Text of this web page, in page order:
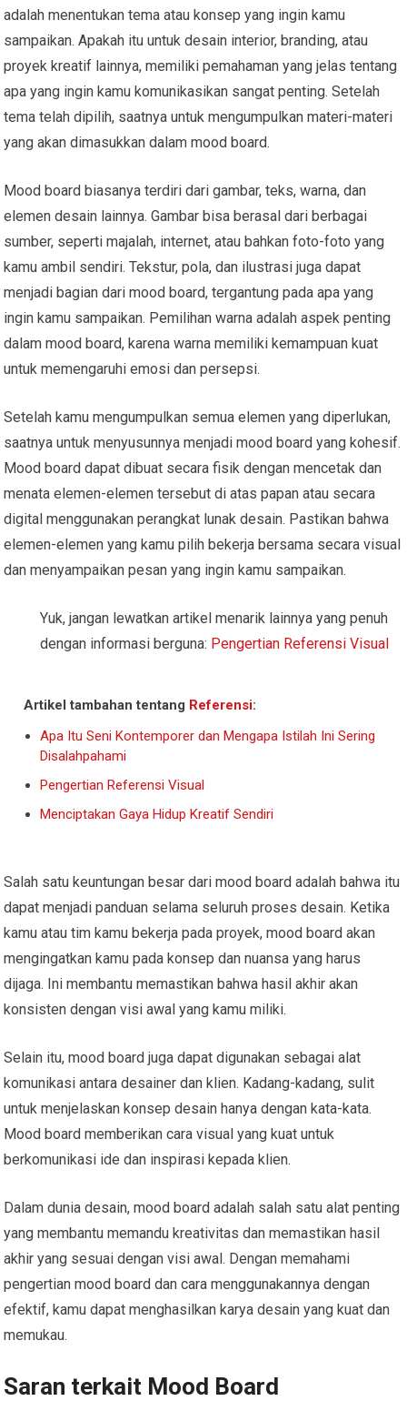
adalah menentukan tema atau konsep yang ingin kamu
sampaikan. Apakah itu untuk desain interior, branding, atau
proyek kreatif lainnya, memiliki pemahaman yang jelas tentang
apa yang ingin kamu komunikasikan sangat penting. Setelah
tema telah dipilih, saatnya untuk mengumpulkan materi-materi
yang akan dimasukkan dalam mood board.
Mood board biasanya terdiri dari gambar, teks, warna, dan
elemen desain lainnya. Gambar bisa berasal dari berbagai
sumber, seperti majalah, internet, atau bahkan foto-foto yang
kamu ambil sendiri. Tekstur, pola, dan ilustrasi juga dapat
menjadi bagian dari mood board, tergantung pada apa yang
ingin kamu sampaikan. Pemilihan warna adalah aspek penting
dalam mood board, karena warna memiliki kemampuan kuat
untuk memengaruhi emosi dan persepsi.
Setelah kamu mengumpulkan semua elemen yang diperlukan,
saatnya untuk menyusunnya menjadi mood board yang kohesif.
Mood board dapat dibuat secara fisik dengan mencetak dan
menata elemen-elemen tersebut di atas papan atau secara
digital menggunakan perangkat lunak desain. Pastikan bahwa
elemen-elemen yang kamu pilih bekerja bersama secara visual
dan menyampaikan pesan yang ingin kamu sampaikan.
Yuk, jangan lewatkan artikel menarik lainnya yang penuh
dengan informasi berguna: Pengertian Referensi Visual
Artikel tambahan tentang Referensi:
Apa Itu Seni Kontemporer dan Mengapa Istilah Ini Sering
Disalahpahami
Pengertian Referensi Visual
Menciptakan Gaya Hidup Kreatif Sendiri
Salah satu keuntungan besar dari mood board adalah bahwa itu
dapat menjadi panduan selama seluruh proses desain. Ketika
kamu atau tim kamu bekerja pada proyek, mood board akan
mengingatkan kamu pada konsep dan nuansa yang harus
dijaga. Ini membantu memastikan bahwa hasil akhir akan
konsisten dengan visi awal yang kamu miliki.
Selain itu, mood board juga dapat digunakan sebagai alat
komunikasi antara desainer dan klien. Kadang-kadang, sulit
untuk menjelaskan konsep desain hanya dengan kata-kata.
Mood board memberikan cara visual yang kuat untuk
berkomunikasi ide dan inspirasi kepada klien.
Dalam dunia desain, mood board adalah salah satu alat penting
yang membantu memandu kreativitas dan memastikan hasil
akhir yang sesuai dengan visi awal. Dengan memahami
pengertian mood board dan cara menggunakannya dengan
efektif, kamu dapat menghasilkan karya desain yang kuat dan
memukau.
Saran terkait Mood Board